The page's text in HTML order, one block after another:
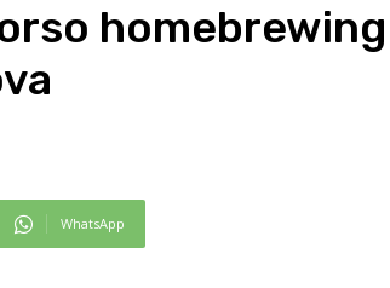
homebrewing
WhatsApp